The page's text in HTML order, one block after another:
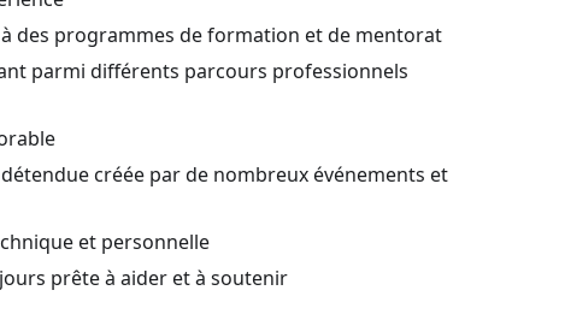
des programmes de formation et de mentorat
parmi différents parcours professionnels
créée par de nombreux événements et
et personnelle
prête à aider et à soutenir